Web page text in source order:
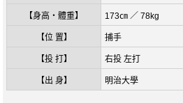
【身高・體重】 173㎝ ／ 78kg
【位 置】 捕手
【投 打】 右投 左打
【出 身】 明治大學